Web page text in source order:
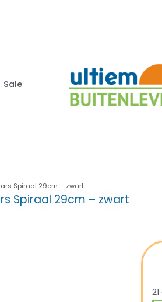
Sale
Spiraal 29cm – zwart
Spiraal 29cm – zwart